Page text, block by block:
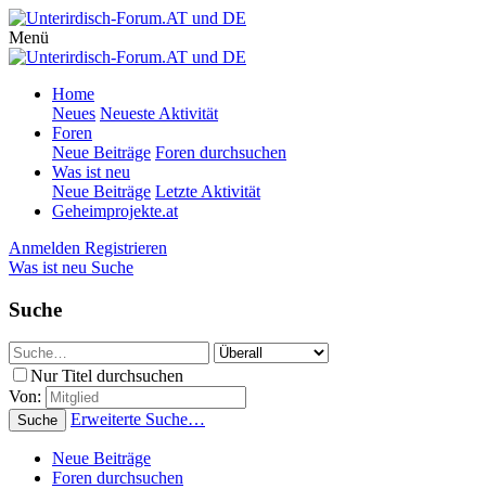
Menü
Home
Neues Neueste Aktivität
Foren
Neue Beiträge Foren durchsuchen
Was ist neu
Neue Beiträge Letzte Aktivität
Geheimprojekte.at
Anmelden Registrieren
Was ist neu Suche
Suche
Nur Titel durchsuchen
Von:
Suche Erweiterte Suche…
Neue Beiträge
Foren durchsuchen